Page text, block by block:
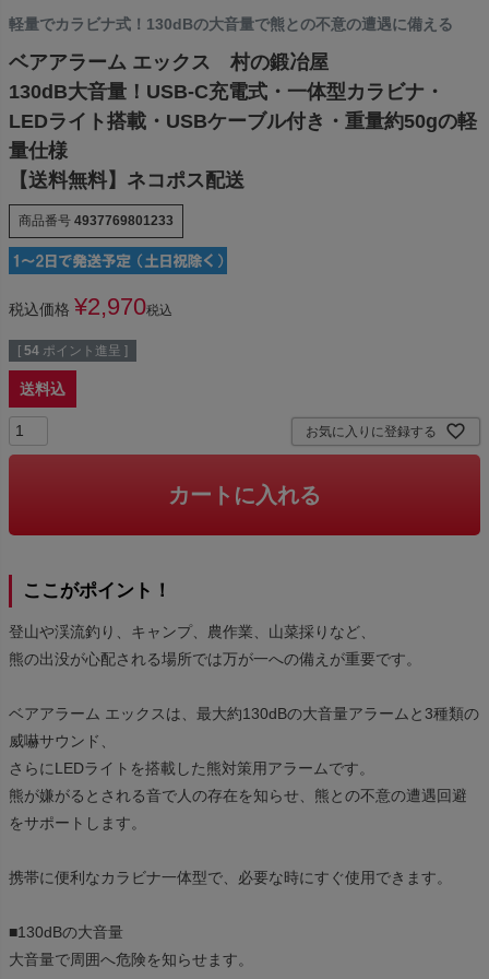
軽量でカラビナ式！130dBの大音量で熊との不意の遭遇に備える
ベアアラーム エックス 村の鍛冶屋
130dB大音量！USB-C充電式・一体型カラビナ・
LEDライト搭載・USBケーブル付き・重量約50gの軽
量仕様
【送料無料】ネコポス配送
商品番号 4937769801233
税込価格 ¥2,970税込
[ 54 ポイント進呈 ]
送料込
お気に入りに登録する
カートに入れる
ここがポイント！
登山や渓流釣り、キャンプ、農作業、山菜採りなど、
熊の出没が心配される場所では万が一への備えが重要です。
ベアアラーム エックスは、最大約130dBの大音量アラームと3種類の
威嚇サウンド、
さらにLEDライトを搭載した熊対策用アラームです。
熊が嫌がるとされる音で人の存在を知らせ、熊との不意の遭遇回避
をサポートします。
携帯に便利なカラビナ一体型で、必要な時にすぐ使用できます。
■130dBの大音量
大音量で周囲へ危険を知らせます。